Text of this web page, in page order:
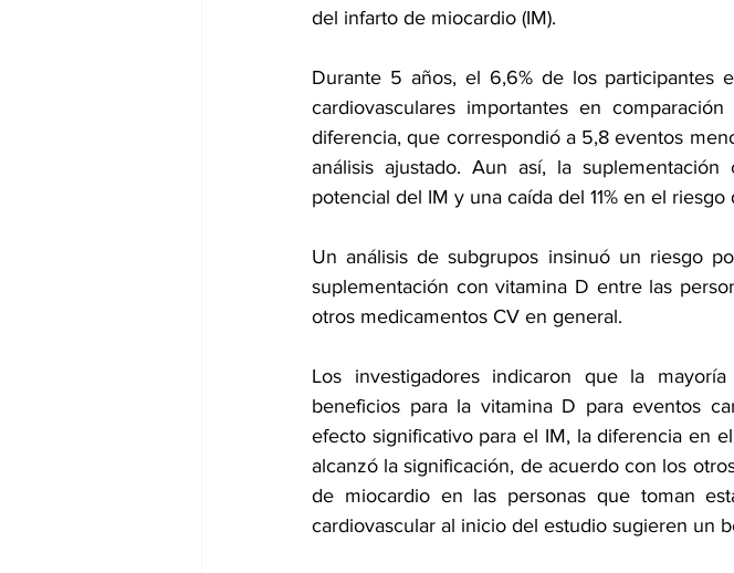
del infarto de miocardio (IM).
Durante 5 años, el 6,6% de los participantes
cardiovasculares importantes en
diferencia, que correspondió a 5,8 eventos
análisis ajustado. Aun así, la
potencial del IM y una caída del 11% en el
Un análisis de subgrupos insinuó un riesgo
suplementación con vitamina D entre las
otros medicamentos CV en general.
Los investigadores indicaron que la
beneficios para la vitamina D para eventos
efecto significativo para el IM, la diferencia en
alcanzó la significación, de acuerdo con los
de miocardio en las personas que toman
cardiovascular al inicio del estudio sugieren un